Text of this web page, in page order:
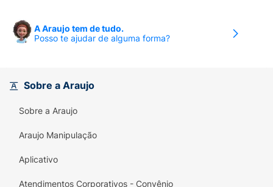
mantenha fora do alcance das crianças.
A Araujo tem de tudo.
Posso te ajudar de alguma forma?
Sobre a Araujo
Sobre a Araujo
Araujo Manipulação
Aplicativo
Atendimentos Corporativos - Convênio